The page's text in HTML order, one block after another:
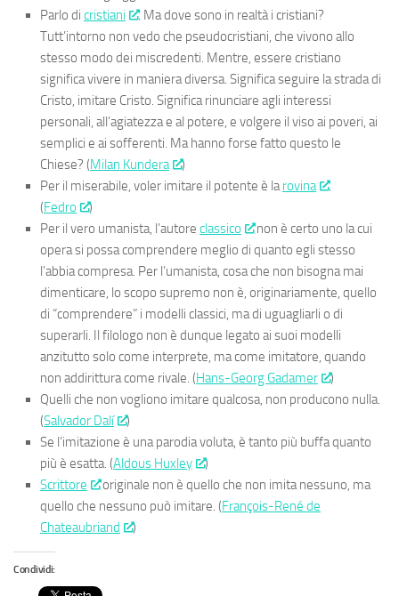
Parlo di cristiani
. Ma dove sono in realtà i cristiani?
Tutt’intorno non vedo che pseudocristiani, che vivono allo
stesso modo dei miscredenti. Mentre, essere cristiano
significa vivere in maniera diversa. Significa seguire la strada di
Cristo, imitare Cristo. Significa rinunciare agli interessi
personali, all’agiatezza e al potere, e volgere il viso ai poveri, ai
semplici e ai sofferenti. Ma hanno forse fatto questo le
Chiese? (Milan Kundera
)
Per il miserabile, voler imitare il potente è larovina
.
(Fedro
)
Per il vero umanista, l’autore classico
non è certo uno la cui
opera si possa comprendere meglio di quanto egli stesso
l’abbia compresa. Per l’umanista, cosa che non bisogna mai
dimenticare, lo scopo supremo non è, originariamente, quello
di “comprendere” i modelli classici, ma di uguagliarli o di
superarli. Il filologo non è dunque legato ai suoi modelli
anzitutto solo come interprete, ma come imitatore, quando
non addirittura come rivale. (Hans-Georg Gadamer
)
Quelli che non vogliono imitare qualcosa, non producono nulla.
(Salvador Dalí
)
Se l’imitazione è una parodia voluta, è tanto più buffa quanto
più è esatta. (Aldous Huxley
)
Scrittore
originale non è quello che non imita nessuno, ma
quello che nessuno può imitare. (François-René de
Chateaubriand
)
Condividi: